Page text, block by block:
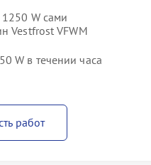
W сами
Vestfrost VFWM
W в течении часа
работ